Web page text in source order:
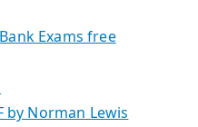
Exams free
by Norman Lewis